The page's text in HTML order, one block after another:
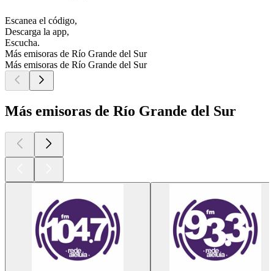
Escanea el código,
Descarga la app,
Escucha.
Más emisoras de Río Grande del Sur
Más emisoras de Río Grande del Sur
Más emisoras de Río Grande del Sur